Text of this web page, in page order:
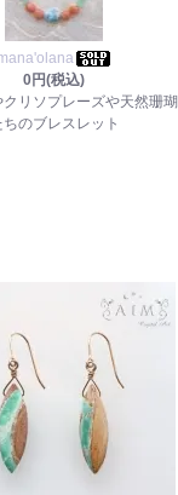
0円(税込)
クリソプレーズや天然珊瑚
ちのブレスレット